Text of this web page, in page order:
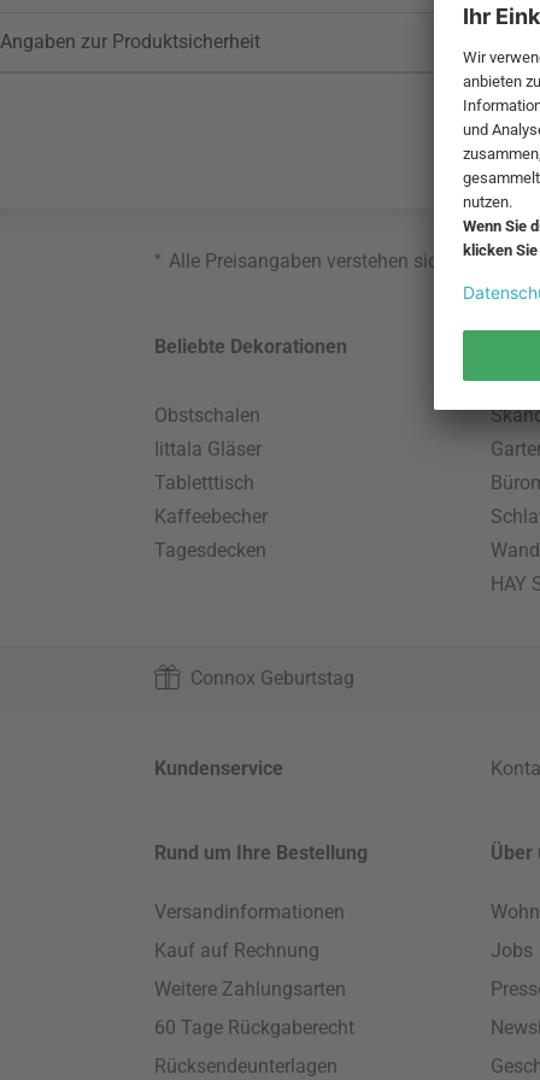
Angaben zur Produktsicherheit
* Alle Preisangaben verstehen sich inklusive
Beliebte Dekorationen
Obstschalen
Iittala Gläser
Tabletttisch
Kaffeebecher
Tagesdecken
HAY
Connox Geburtstag
Kundenservice
Rund um Ihre Bestellung
Versandinformationen
Kauf auf Rechnung
Weitere Zahlungsarten
60 Tage Rückgaberecht
Rücksendeunterlagen
Über
Jobs